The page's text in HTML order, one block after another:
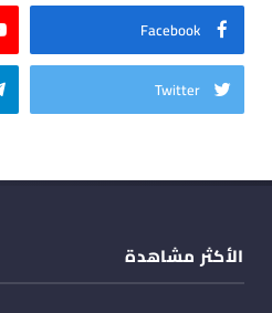
Facebook
Twitter
الأكثر مشاهدة